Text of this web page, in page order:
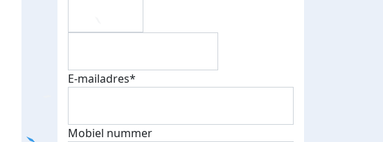
E-mailadres*
Mobiel nummer